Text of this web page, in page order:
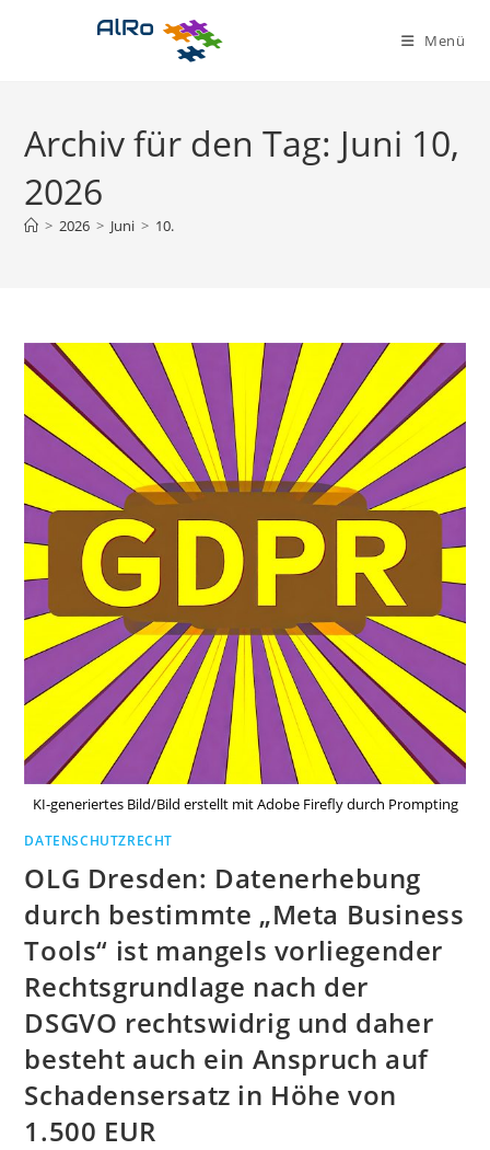
Menü
Archiv für den Tag: Juni 10,
2026
> 2026 > Juni > 10.
KI-generiertes Bild/Bild erstellt mit Adobe Firefly durch Prompting
DATENSCHUTZRECHT
OLG Dresden: Datenerhebung
durch bestimmte „Meta Business
Tools“ ist mangels vorliegender
Rechtsgrundlage nach der
DSGVO rechtswidrig und daher
besteht auch ein Anspruch auf
Schadensersatz in Höhe von
1.500 EUR